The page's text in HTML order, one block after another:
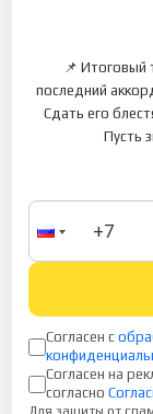
📌 Итоговый
последний
Сдать его
Пусть
Согласен с
Согласен на
согласно
Для защиты от